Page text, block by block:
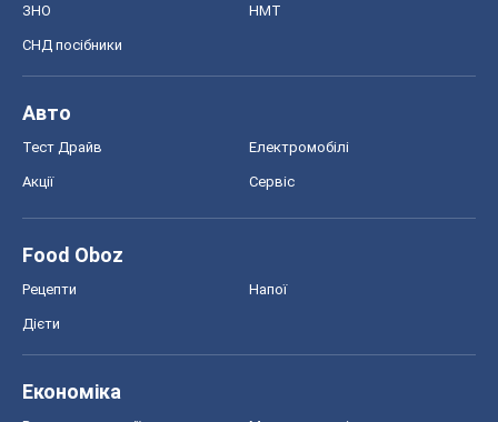
ЗНО НМТ
СНД посібники
Авто
Тест Драйв Електромобілі
Акції Сервіс
Food Oboz
Рецепти Напої
Дієти
Економіка